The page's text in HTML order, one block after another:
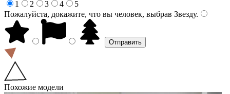
1
2 3 4
5
Пожалуйста, докажите, что вы человек, выбрав Звезду.
Похожие модели